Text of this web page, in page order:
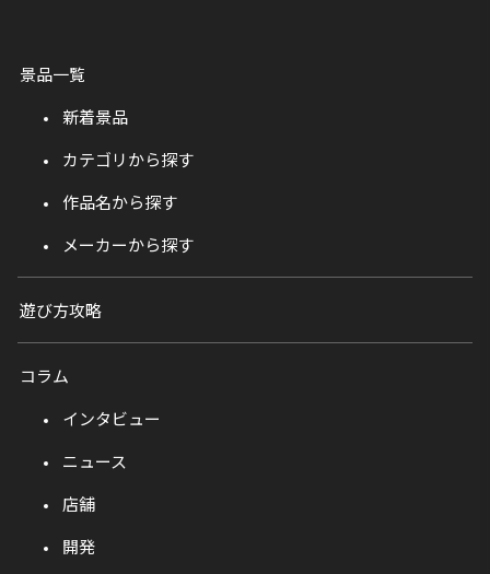
景品一覧
新着景品
カテゴリから探す
作品名から探す
メーカーから探す
遊び方攻略
コラム
インタビュー
ニュース
店舗
開発